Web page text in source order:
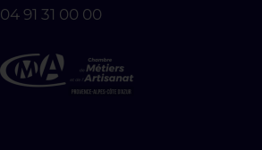
04 91 31 00 00